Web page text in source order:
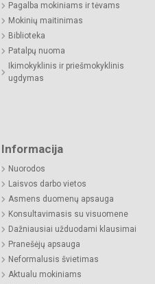
Pagalba mokiniams ir tėvams
Mokinių maitinimas
Biblioteka
Patalpų nuoma
Ikimokyklinis ir priešmokyklinis
ugdymas
Informacija
Nuorodos
Laisvos darbo vietos
Asmens duomenų apsauga
Konsultavimasis su visuomene
Dažniausiai užduodami klausimai
Pranešėjų apsauga
Neformalusis švietimas
Aktualu mokiniams